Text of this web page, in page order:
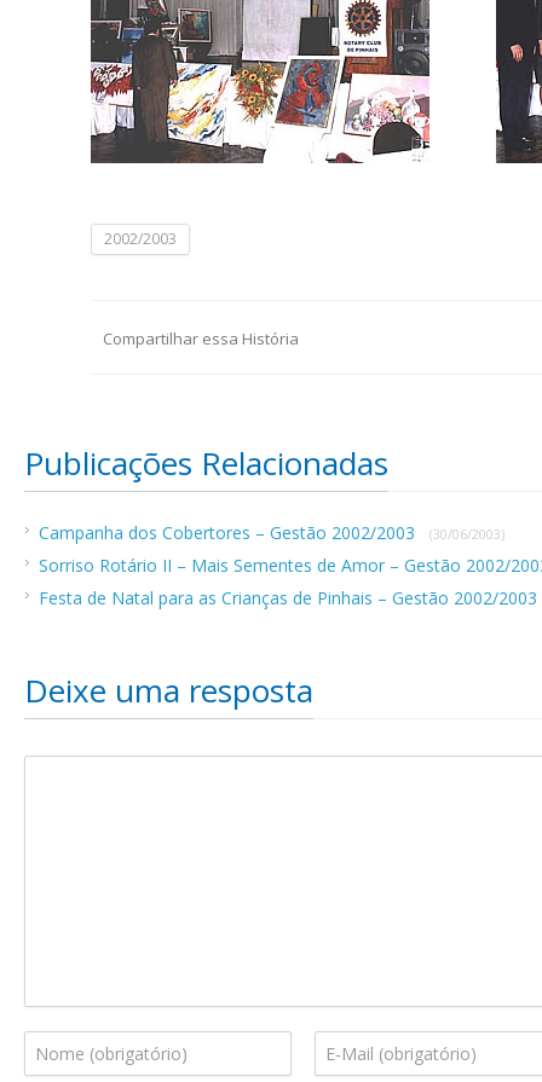
2002/2003
Compartilhar essa História
Publicações Relacionadas
Campanha dos Cobertores – Gestão 2002/2003 (30/06/2003)
Sorriso Rotário II – Mais Sementes de Amor – Gestão 2002/
Festa de Natal para as Crianças de Pinhais – Gestão 2002/2003
Deixe uma resposta